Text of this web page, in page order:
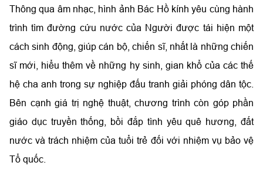
Thông qua âm nhạc, hình ảnh Bác Hồ kính yêu cùng hành
trình tìm đường cứu nước của Người được tái hiện một
cách sinh động, giúp cán bộ, chiến sĩ, nhất là những chiến
sĩ mới, hiểu thêm về những hy sinh, gian khổ của các thế
hệ cha anh trong sự nghiệp đấu tranh giải phóng dân tộc.
Bên cạnh giá trị nghệ thuật, chương trình còn góp phần
giáo dục truyền thống, bồi đắp tình yêu quê hương, đất
nước và trách nhiệm của tuổi trẻ đối với nhiệm vụ bảo vệ
Tổ quốc.